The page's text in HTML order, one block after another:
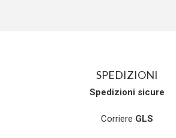
SPEDIZIONI
Spedizioni sicure
Corriere GLS